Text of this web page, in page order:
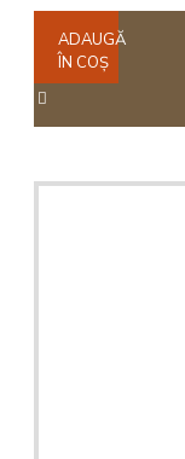
ADAUGĂ
ÎN COŞ